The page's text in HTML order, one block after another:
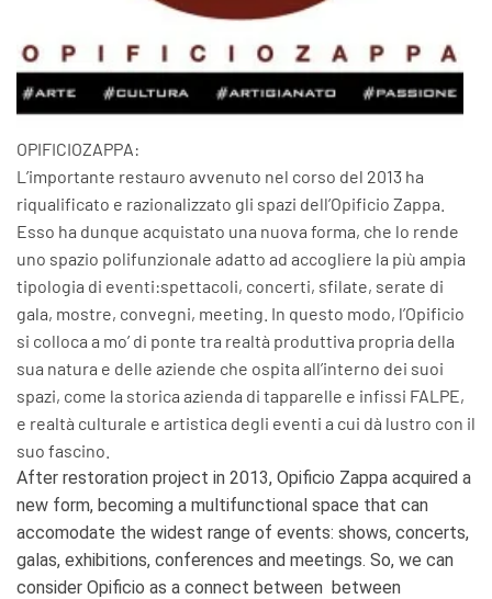
OPIFICIOZAPPA:
L’importante restauro avvenuto nel corso del 2013 ha
riqualificato e razionalizzato gli spazi dell’Opificio Zappa.
Esso ha dunque acquistato una nuova forma, che lo rende
uno spazio polifunzionale adatto ad accogliere la più ampia
tipologia di eventi:spettacoli, concerti, sfilate, serate di
gala, mostre, convegni, meeting. In questo modo, l’Opificio
si colloca a mo’ di ponte tra realtà produttiva propria della
sua natura e delle aziende che ospita all’interno dei suoi
spazi, come la storica azienda di tapparelle e infissi FALPE,
e realtà culturale e artistica degli eventi a cui dà lustro con il
suo fascino.
After restoration project in 2013, Opificio Zappa acquired a
new form, becoming a multifunctional space that can
accomodate the widest range of events: shows, concerts,
galas, exhibitions, conferences and meetings. So, we can
consider Opificio as a connect between between